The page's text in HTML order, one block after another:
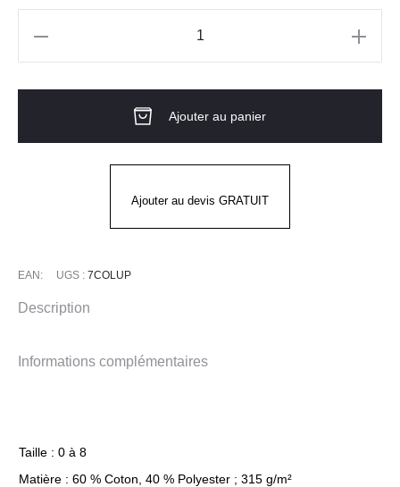
LAFONT
Ajouter au panier
Ajouter au devis GRATUIT
EAN: UGS : 7COLUP
Description
Informations complémentaires
Taille : 0 à 8
Matière : 60 % Coton, 40 % Polyester ; 315 g/m²